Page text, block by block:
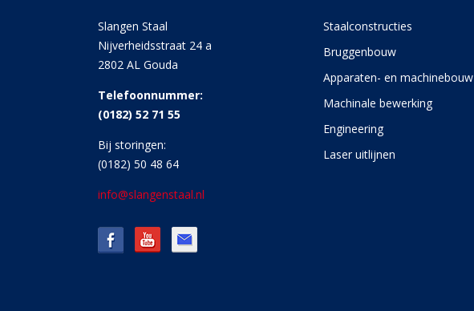
Slangen Staal
Nijverheidsstraat 24 a
2802 AL Gouda
Telefoonnummer:
(0182) 52 71 55
Bij storingen:
(0182) 50 48 64
info@slangenstaal.nl
Staalconstructies
Bruggenbouw
Apparaten- en machinebouw
Machinale bewerking
Engineering
Laser uitlijnen